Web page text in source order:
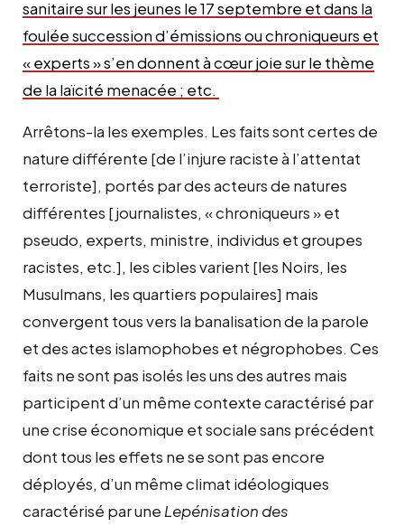
sanitaire sur les jeunes le 17 septembre et dans la
foulée succession d’émissions ou chroniqueurs et
« experts » s’en donnent à cœur joie sur le thème
de la laïcité menacée ; etc.
Arrêtons-la les exemples. Les faits sont certes de
nature différente [de l’injure raciste à l’attentat
terroriste], portés par des acteurs de natures
différentes [journalistes, « chroniqueurs » et
pseudo, experts, ministre, individus et groupes
racistes, etc.], les cibles varient [les Noirs, les
Musulmans, les quartiers populaires] mais
convergent tous vers la banalisation de la parole
et des actes islamophobes et négrophobes. Ces
faits ne sont pas isolés les uns des autres mais
participent d’un même contexte caractérisé par
une crise économique et sociale sans précédent
dont tous les effets ne se sont pas encore
déployés, d’un même climat idéologiques
caractérisé par une Lepénisation des